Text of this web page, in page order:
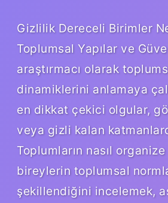
Gizlilik Dereceli Birimler
Toplumsal Yapılar ve
araştırmacı olarak
dinamiklerini anlamaya
en dikkat çekici olgular,
veya gizli kalan
Toplumların nasıl
bireylerin toplumsal
şekillendiğini incelemek,